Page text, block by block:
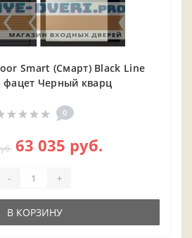
Smart (Смарт) Black Line
фацет Черный кварц
0
63 035 руб.
- +
В КОРЗИНУ